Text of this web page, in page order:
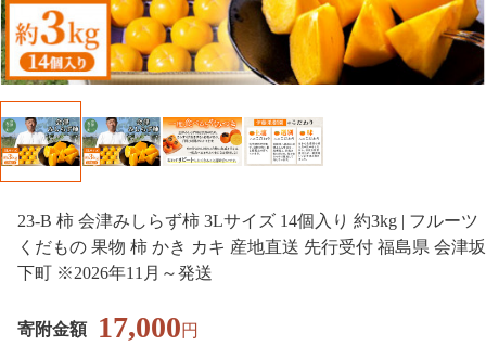
23-B 柿 会津みしらず柿 3Lサイズ 14個入り 約3kg | フルーツ
くだもの 果物 柿 かき カキ 産地直送 先行受付 福島県 会津坂
下町 ※2026年11月～発送
寄附金額 17,000円